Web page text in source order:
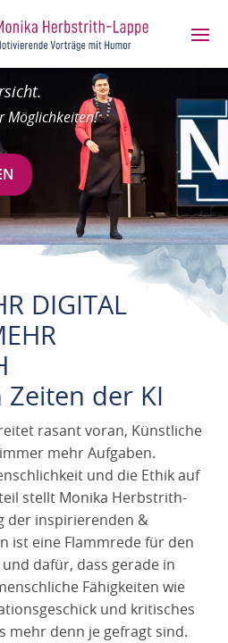
Möglichkeiten!
DIGITAL
der KI
rasant voran, Künstliche
mehr Aufgaben.
und die Ethik auf
stellt Monika Herbstrith-
der inspirierenden &
ist eine Flammrede für den
dafür, dass gerade in
Fähigkeiten wie
und kritisches
mehr denn je gefragt sind.